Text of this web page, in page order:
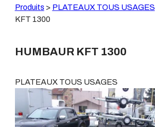
Produits > PLATEAUX TOUS USAGES
KFT 1300
HUMBAUR KFT 1300
PLATEAUX TOUS USAGES